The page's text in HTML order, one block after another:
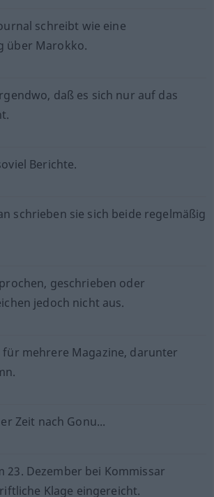
schreibt wie eine
über Marokko.
daß es sich nur auf das
Berichte.
schrieben sie sich beide regelmäßig
geschrieben oder
jedoch nicht aus.
für mehrere Magazine, darunter
Zeit nach Gonu...
23. Dezember bei Kommissar
Klage eingereicht.